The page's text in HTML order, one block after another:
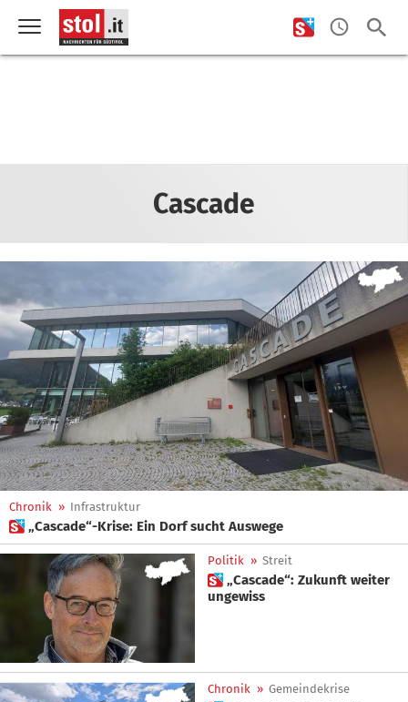
Cascade
Chronik » Infrastruktur
 „Cascade“-Krise: Ein Dorf sucht Auswege
Politik » Streit
 „Cascade“: Zukunft weiter
ungewiss
Chronik » Gemeindekrise